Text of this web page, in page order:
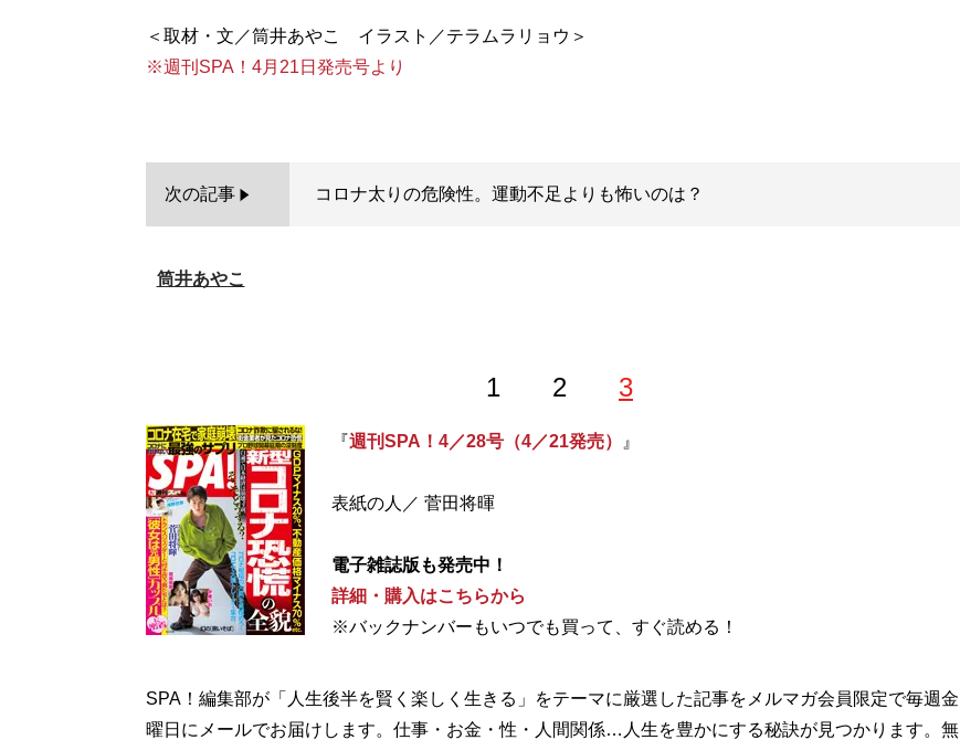
※週刊SPA！4月21日発売号より
次の記事 コロナ太りの危険性。運動不足よりも怖いのは？
筒井あやこ
1 2 3
『週刊SPA！4／28号（4／21発売） 』
表紙の人／ 菅田将暉
電子雑誌版も発売中！
詳細・購入はこちらから
※バックナンバーもいつでも買って、すぐ読める！
SPA！編集部が「人生後半を賢く楽しく生きる」をテーマに厳選した記事をメルマガ会員限定で毎週金
曜日にメールでお届けします。仕事・お金・性・人間関係…人生を豊かにする秘訣が見つかります。無